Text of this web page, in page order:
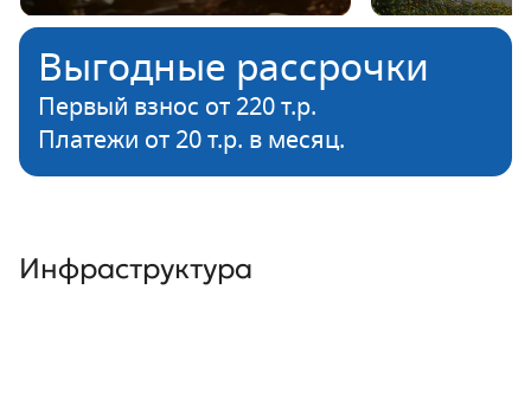
Выгодные рассрочки
Первый взнос от 220 т.р.
Платежи от 20 т.р. в месяц.
Инфраструктура